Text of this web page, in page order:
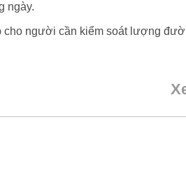
ngày.
cho người cần kiểm soát lượng